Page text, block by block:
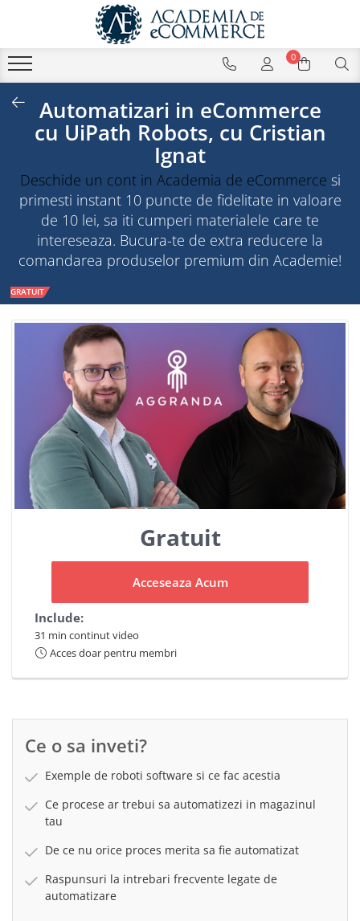
0
Automatizari in eCommerce
cu UiPath Robots, cu Cristian
Ignat
Deschide un cont in Academia de eCommerce si
primesti instant 10 puncte de fidelitate in valoare
de 10 lei, sa iti cumperi materialele care te
intereseaza. Bucura-te de extra reducere la
comandarea produselor premium din Academie!
GRATUIT
Gratuit
Acceseaza Acum
Include:
31 min continut video
Acces doar pentru membri
Ce o sa inveti?
Exemple de roboti software si ce fac acestia
Ce procese ar trebui sa automatizezi in magazinul
tau
De ce nu orice proces merita sa fie automatizat
Raspunsuri la intrebari frecvente legate de
automatizare